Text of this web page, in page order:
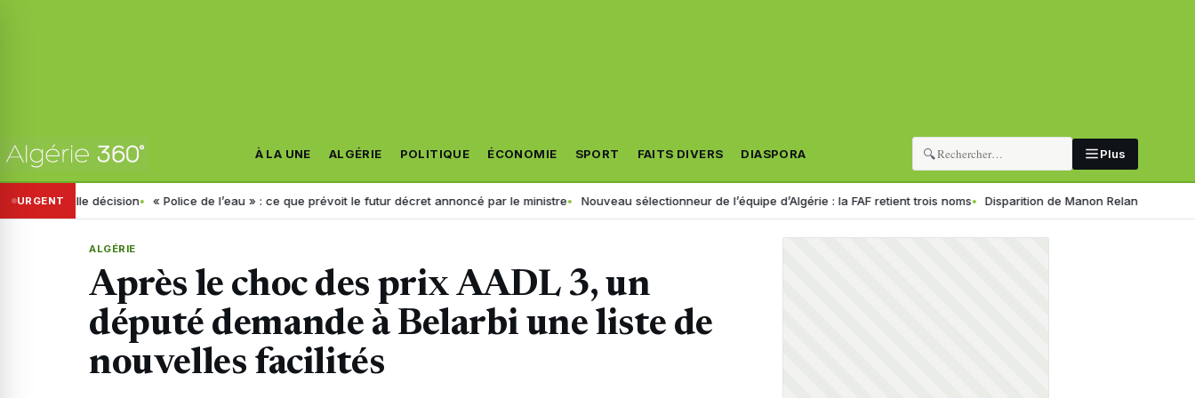
À LA UNE ALGÉRIE POLITIQUE ÉCONOMIE SPORT FAITS DIVERS DIASPORA 🔍 Plus
URGENT
décision « Police de l’eau » : ce que prévoit le futur décret annoncé par le ministre Nouveau sélectionneur de l’équipe d’Algérie : la FAF retient trois noms Disparition de Manon Relandeau : sa mère
ALGÉRIE
Après le choc des prix AADL 3, un
député demande à Belarbi une liste de
nouvelles facilités